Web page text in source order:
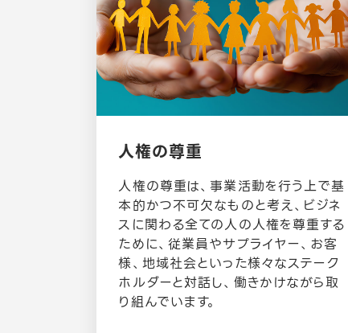
人権の尊重
人権の尊重は、事業活動を行う上で基
本的かつ不可欠なものと考え、ビジネ
スに関わる全ての人の人権を尊重する
ために、従業員やサプライヤー、お客
様、地域社会といった様々なステーク
ホルダーと対話し、働きかけながら取
り組んでいます。